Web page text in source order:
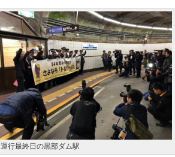
運行最終日の黒部ダム駅